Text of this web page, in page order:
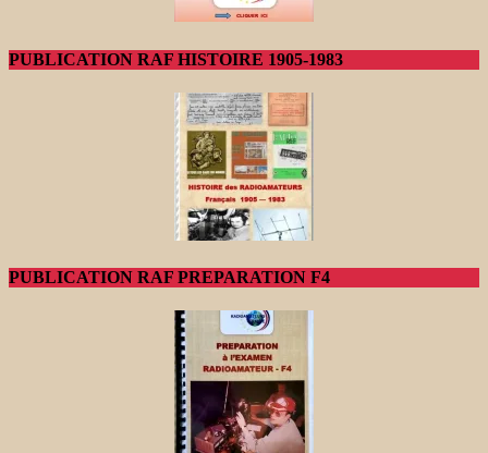
PUBLICATION RAF HISTOIRE 1905-1983
PUBLICATION RAF PREPARATION F4